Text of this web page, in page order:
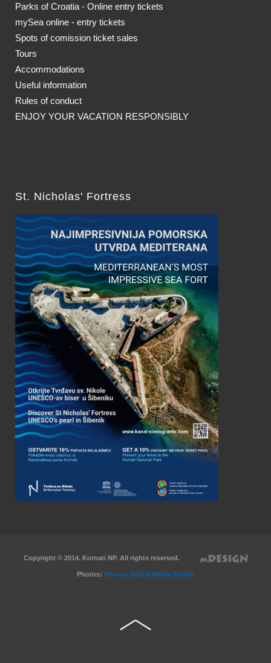
Parks of Croatia - Online entry tickets
mySea online - entry tickets
Spots of comission ticket sales
Tours
Accommodations
Useful information
Rules of conduct
ENJOY YOUR VACATION RESPONSIBLY
St. Nicholas' Fortress
Copyright © 2014. Kornati NP. All rights reserved.
Photos: Novena Digital Media Studio